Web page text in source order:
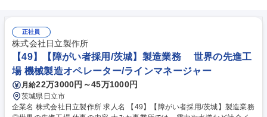
正社員
株式会社日立製作所
【49】【障がい者採用/茨城】製造業務 世界の先進工
場 機械製造オペレーター/ラインマネージャー
月給22万3000円～45万1000円
茨城県日立市
企業名 株式会社日立製作所 求人名 【49】【障がい者採用/茨城】製造業務